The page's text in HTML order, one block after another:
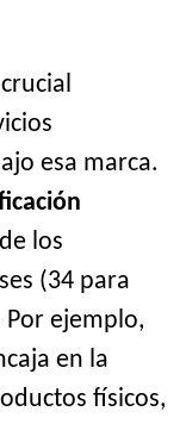
crucial
esa marca.
los
(34 para
ejemplo,
en la
físicos,